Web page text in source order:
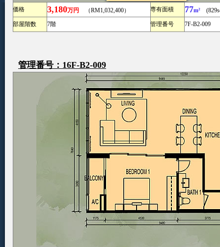
価格 3,180万円 （RM1,032,400） 専有面積 77m²
部屋階数
7階 管理番号 7F-B2-009
管理番号：16F-B2-009